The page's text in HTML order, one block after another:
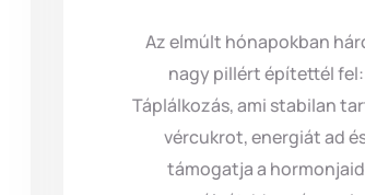
Az elmúlt hónapokban
nagy pillért építettél fel:
Táplálkozás, ami stabilan
vércukrot, energiát ad
támogatja a hormonjaid